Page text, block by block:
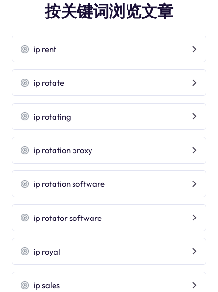
按关键词浏览文章
ip rent
ip rotate
ip rotating
ip rotation proxy
ip rotation software
ip rotator software
ip royal
ip sales